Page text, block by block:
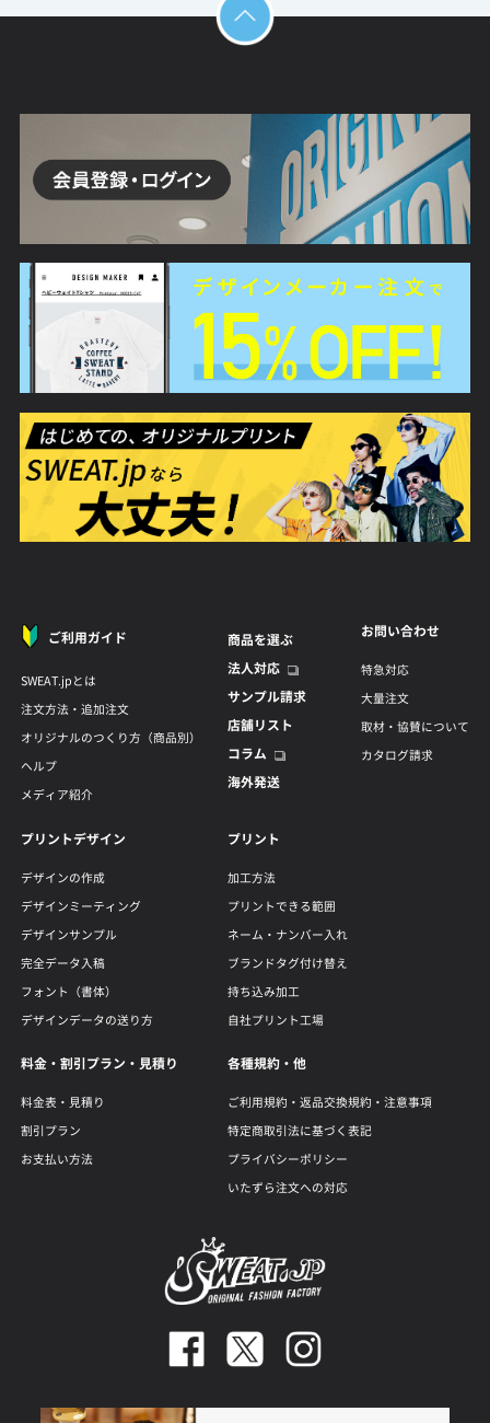
ご利用ガイド
SWEAT.jpとは
注文方法・追加注文
オリジナルのつくり方（商品別）
ヘルプ
メディア紹介
商品を選ぶ
法人対応
サンプル請求
店舗リスト
コラム
海外発送
お問い合わせ
特急対応
大量注文
取材・協賛について
カタログ請求
プリントデザイン
デザインの作成
デザインミーティング
デザインサンプル
完全データ入稿
フォント（書体）
デザインデータの送り方
プリント
加工方法
プリントできる範囲
ネーム・ナンバー入れ
ブランドタグ付け替え
持ち込み加工
自社プリント工場
料金・割引プラン・見積り
料金表・見積り
割引プラン
お支払い方法
各種規約・他
ご利用規約・返品交換規約・注意事項
特定商取引法に基づく表記
プライバシーポリシー
いたずら注文への対応